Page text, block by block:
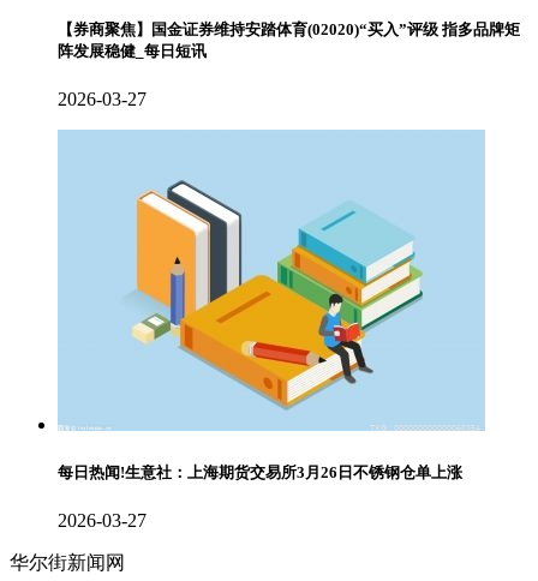
【券商聚焦】国金证券维持安踏体育(02020)“买入”评级 指多品牌矩
阵发展稳健_每日短讯
2026-03-27
每日热闻!生意社：上海期货交易所3月26日不锈钢仓单上涨
2026-03-27
华尔街新闻网